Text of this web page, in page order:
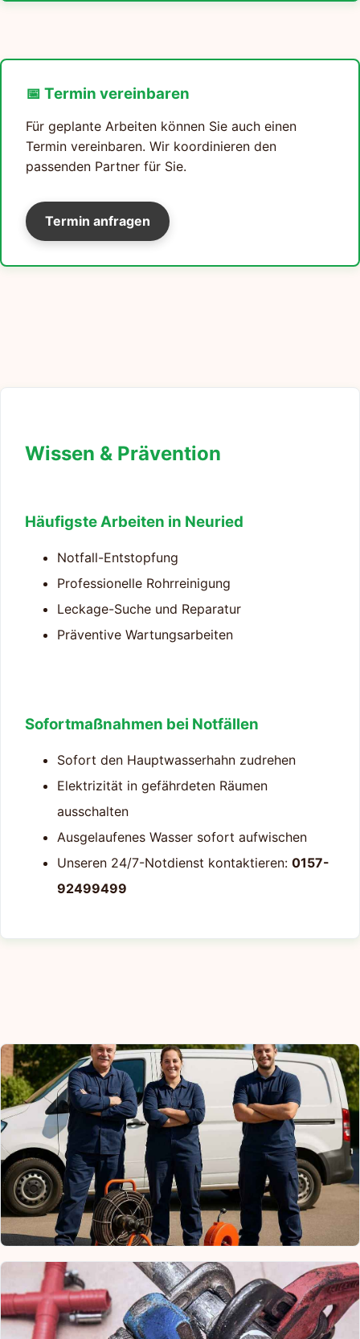
📅 Termin vereinbaren
Für geplante Arbeiten können Sie auch einen
Termin vereinbaren. Wir koordinieren den
passenden Partner für Sie.
Termin anfragen
Wissen & Prävention
Häufigste Arbeiten in Neuried
Notfall-Entstopfung
Professionelle Rohrreinigung
Leckage-Suche und Reparatur
Präventive Wartungsarbeiten
Sofortmaßnahmen bei Notfällen
Sofort den Hauptwasserhahn zudrehen
Elektrizität in gefährdeten Räumen
ausschalten
Ausgelaufenes Wasser sofort aufwischen
Unseren 24/7-Notdienst kontaktieren: 0157-
92499499